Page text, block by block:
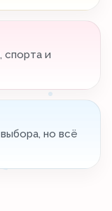
спорта и
но всё